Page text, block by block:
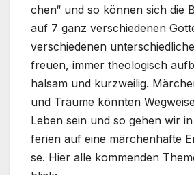
chen“ und so kön­nen sich die
auf 7 ganz ver­schie­de­nen
ver­schie­de­nen
freu­en, immer theo­lo­gisch
hal­sam und kurz­wei­lig.
und Träu­me könn­ten
Leben sein und so gehen wir
fe­ri­en auf eine mär­chen­haf­te
se. Hier alle kom­men­den